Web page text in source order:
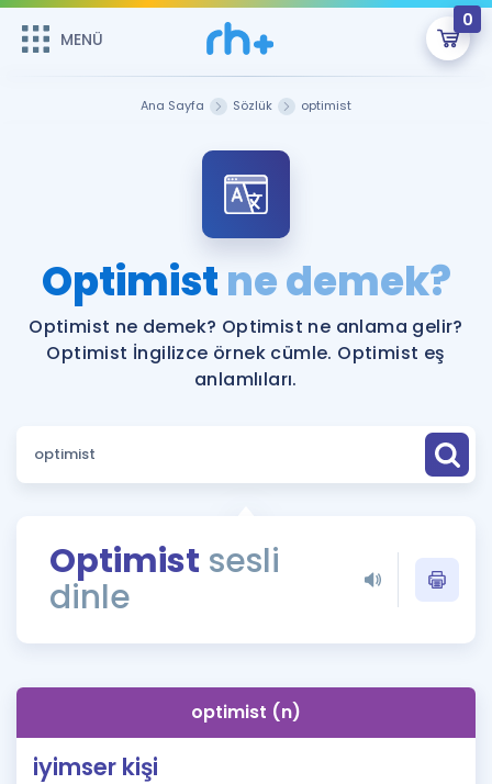
MENÜ
0
ÜYE DEĞİLİM
Sepetin Şu An Boş.
Remzi Hoca ile seni sınava hazırlayacak onlarca eğitim seni
bekliyor!
MENÜ
Katılımcı Görüşleri
Faydalı Araçlar
Sözlük
Rehberlik Aracı
ÖSYM Sınav Takvimi
İngilizce Gramer
Hakkımızda
Ana Sayfa Sözlük optimist
Optimistne demek?
Optimist ne demek? Optimist ne anlama gelir?
Optimist İngilizce örnek cümle. Optimist eş
anlamlıları.
Optimist sesli
dinle
optimist (n)
iyimser kişi